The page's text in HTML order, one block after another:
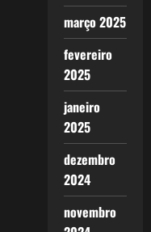
março 2025
fevereiro
2025
janeiro
2025
dezembro
2024
novembro